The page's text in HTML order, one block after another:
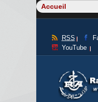
RSS
YouTube